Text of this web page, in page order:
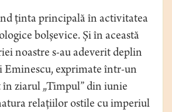
ținta principală în activitatea
bolșevice. Și în această
noastre s-au adeverit deplin
exprimate într-un
ziarul „Timpul” din iunie
relațiilor ostile cu imperiul